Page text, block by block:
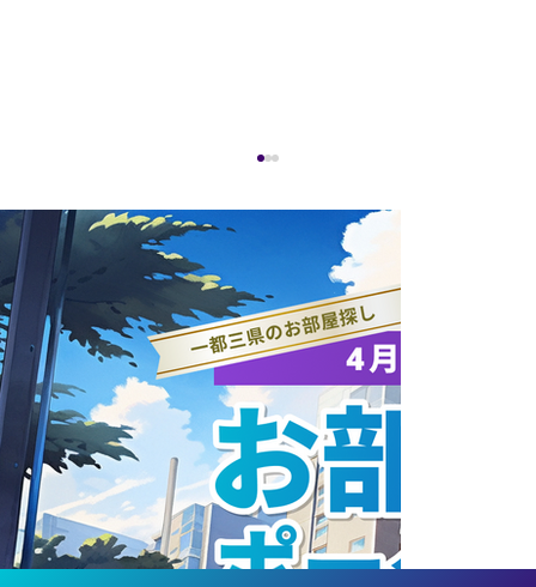
ラストブログ①